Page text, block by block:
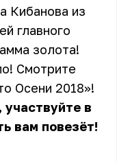
Кибанова из
главного
золота!
Смотрите
Осени 2018»!
в
вам повезёт!